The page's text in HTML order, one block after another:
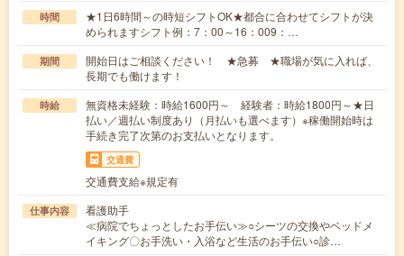
時間
★1日6時間～の時短シフトOK★都合に合わせてシフトが決
められますシフト例：7：00～16：009：…
期間
開始日はご相談ください！ ★急募 ★職場が気に入れば、
長期でも働けます！
時給
無資格未経験：時給1600円～ 経験者：時給1800円～★日
払い／週払い制度あり（月払いも選べます）※稼働開始時は
手続き完了次第のお支払いとなります。
交通費
交通費支給※規定有
仕事内容
看護助手
≪病院でちょっとしたお手伝い≫○シーツの交換やベッドメ
イキング〇お手洗い・入浴など生活のお手伝い○診…